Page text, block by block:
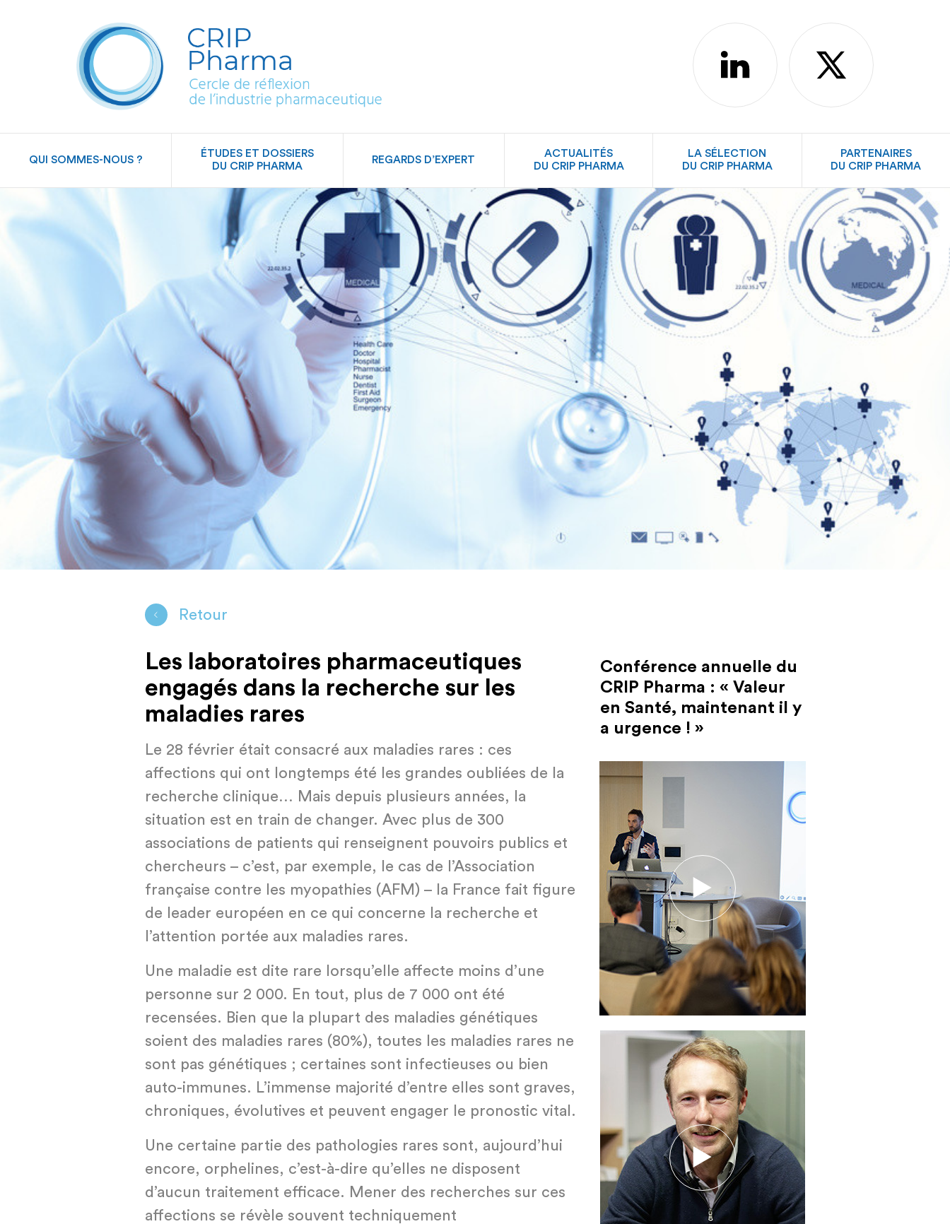
linkedin X
QUI SOMMES-NOUS ?
ÉTUDES ET DOSSIERS
DU CRIP PHARMA
REGARDS D’EXPERT
ACTUALITÉS
DU CRIP PHARMA
LA SÉLECTION
DU CRIP PHARMA
PARTENAIRES
DU CRIP PHARMA
Retour
Les laboratoires pharmaceutiques
engagés dans la recherche sur les
maladies rares
Le 28 février était consacré aux maladies rares : ces
affections qui ont longtemps été les grandes oubliées de la
recherche clinique… Mais depuis plusieurs années, la
situation est en train de changer. Avec plus de 300
associations de patients qui renseignent pouvoirs publics et
chercheurs – c’est, par exemple, le cas de l’Association
française contre les myopathies (AFM) – la France fait figure
de leader européen en ce qui concerne la recherche et
l’attention portée aux maladies rares.
Une maladie est dite rare lorsqu’elle affecte moins d’une
personne sur 2 000. En tout, plus de 7 000 ont été
recensées. Bien que la plupart des maladies génétiques
soient des maladies rares (80%), toutes les maladies rares ne
sont pas génétiques ; certaines sont infectieuses ou bien
auto-immunes. L’immense majorité d’entre elles sont graves,
chroniques, évolutives et peuvent engager le pronostic vital.
Une certaine partie des pathologies rares sont, aujourd’hui
encore, orphelines, c’est-à-dire qu’elles ne disposent
d’aucun traitement efficace. Mener des recherches sur ces
affections se révèle souvent techniquement
Conférence annuelle du
CRIP Pharma : « Valeur
en Santé, maintenant il y
a urgence ! »